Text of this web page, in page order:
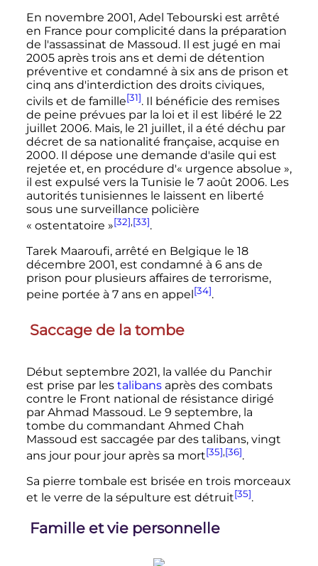
En novembre 2001, Adel Tebourski est arrêté
en France pour complicité dans la préparation
de l'assassinat de Massoud. Il est jugé en mai
2005 après trois ans et demi de détention
préventive et condamné à six ans de prison et
cinq ans d'interdiction des droits civiques,
civils et de famille[31]. Il bénéficie des remises
de peine prévues par la loi et il est libéré le 22
juillet 2006. Mais, le 21 juillet, il a été déchu par
décret de sa nationalité française, acquise en
2000. Il dépose une demande d'asile qui est
rejetée et, en procédure d'« urgence absolue »,
il est expulsé vers la Tunisie le 7 août 2006. Les
autorités tunisiennes le laissent en liberté
sous une surveillance policière
« ostentatoire »[32],[33].
Tarek Maaroufi, arrêté en Belgique le 18
décembre 2001, est condamné à 6 ans de
prison pour plusieurs affaires de terrorisme,
peine portée à 7 ans en appel[34].
Saccage de la tombe
Début septembre 2021, la vallée du Panchir
est prise par les talibansaprès des combats
contre le Front national de résistance dirigé
par Ahmad Massoud. Le 9 septembre, la
tombe du commandant Ahmed Chah
Massoud est saccagée par des talibans, vingt
ans jour pour jour après sa mort[35],[36].
Sa pierre tombale est brisée en trois morceaux
et le verre de la sépulture est détruit[35].
Famille et vie personnelle